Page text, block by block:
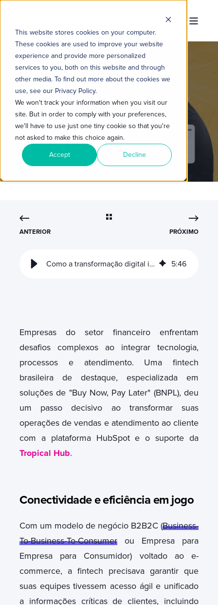
This website stores cookies on your computer.
These cookies are used to improve your website
experience and provide more personalized
services to you, both on this website and through
other media. To find out more about the cookies we
use, see our Privacy Policy.
We won't track your information when you visit our
site. But in order to comply with your preferences,
we'll have to use just one tiny cookie so that you're
not asked to make this choice again.
Accept Decline
3 MIN READ
COMO A TRANSFORMAÇÃO
DIGITAL IMPULSIONOU UMA
FINTECH DE PAGAMENTOS
ANTERIOR PRÓXIMO
Como a transformação digital impulsionou uma Fintech de Pagamentos 5:46
Empresas do setor financeiro enfrentam
desafios complexos ao integrar tecnologia,
processos e atendimento.
Uma fintech
brasileira de destaque, especializada em
soluções de "Buy Now, Pay Later" (BNPL), deu
um passo decisivo ao transformar suas
operações de vendas e atendimento ao cliente
com a plataforma HubSpot e o suporte da
Tropical Hub.
Conectividade eeficiência em jogo
Com um modelo de negócio B2B2C (Business-
To-Business-To-Consumer ou Empresa para
Empresa para Consumidor) voltado ao e-
commerce, a fintech precisava garantir que
suas equipes tivessem acesso ágil e unificado
a informações críticas de clientes, incluindo